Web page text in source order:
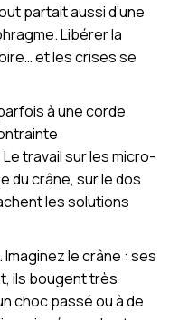
partait aussi d’une
Libérer la
et les crises se
à une corde
travail sur les micro-
du crâne, sur le dos
les solutions
le crâne : ses
ils bougent très
choc passé ou à de